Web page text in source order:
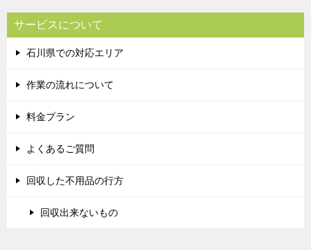
サービスについて
石川県での対応エリア
作業の流れについて
料金プラン
よくあるご質問
回収した不用品の行方
回収出来ないもの